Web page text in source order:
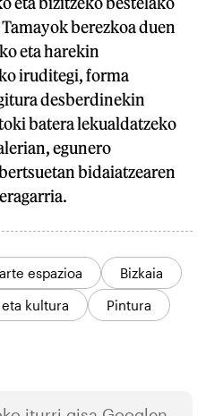
berezkoa duen
eta harekin
iruditegi, forma
desberdinekin
batera lekualdatzeko
egunero
bidaiatzearen
espazioa
Bizkaia
kultura
Pintura